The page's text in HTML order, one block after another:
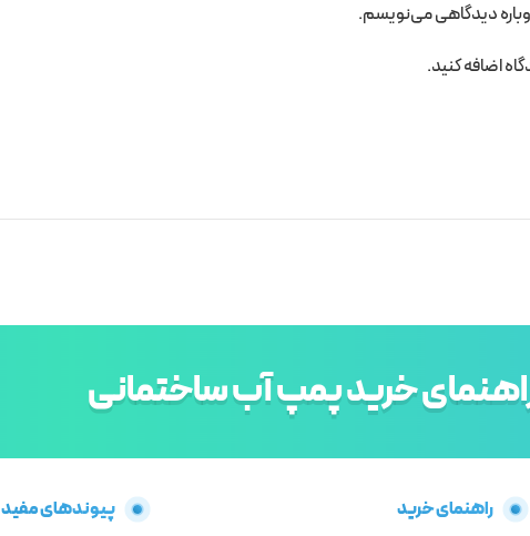
دیدگاهی می‌نویسم.
اضافه کنید.
خرید پمپ آب ساختمانی
راهنمای خرید پیوندهای مفید